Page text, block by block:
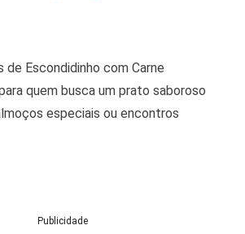
de Escondidinho com Carne
quem busca um prato saboroso
especiais ou encontros
Publicidade